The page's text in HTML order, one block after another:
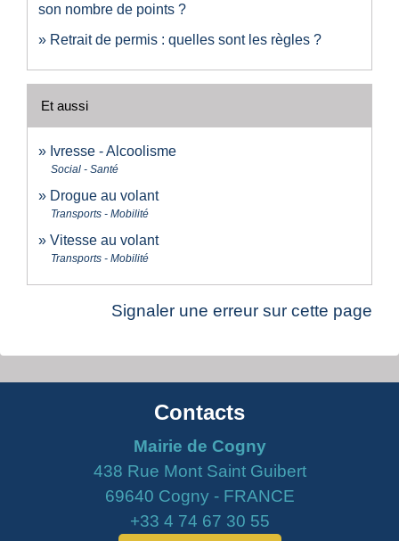
son nombre de points ?
Retrait de permis : quelles sont les règles ?
Et aussi
Ivresse - Alcoolisme
Social - Santé
Drogue au volant
Transports - Mobilité
Vitesse au volant
Transports - Mobilité
Signaler une erreur sur cette page
Contacts
Mairie de Cogny
438 Rue Mont Saint Guibert
69640 Cogny - FRANCE
+33 4 74 67 30 55